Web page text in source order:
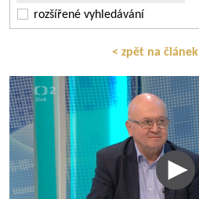
rozšířené vyhledávání
< zpět na článek